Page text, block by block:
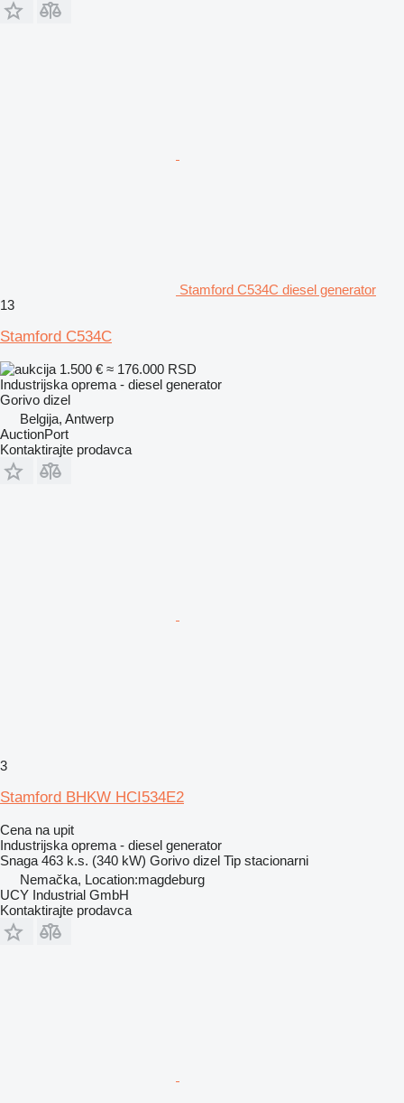
Stamford C534C diesel generator
13
Stamford C534C
1.500 € ≈ 176.000 RSD
Industrijska oprema - diesel generator
Gorivo dizel
Belgija, Antwerp
AuctionPort
Kontaktirajte prodavca
3
Stamford BHKW HCI534E2
Cena na upit
Industrijska oprema - diesel generator
Snaga 463 k.s. (340 kW) Gorivo dizel Tip stacionarni
Nemačka, Location:magdeburg
UCY Industrial GmbH
Kontaktirajte prodavca